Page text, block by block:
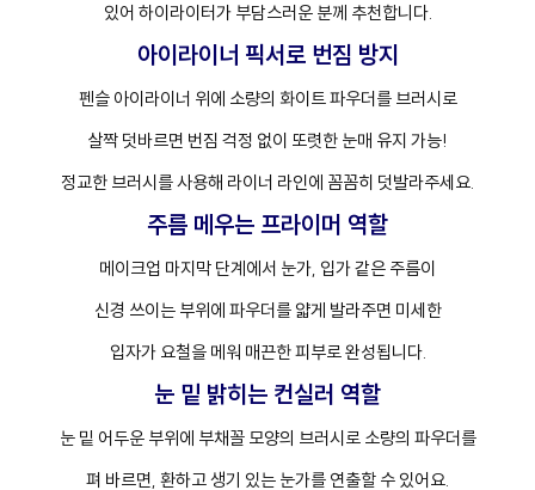
있어 하이라이터가 부담스러운 분께 추천합니다.
아이라이너 픽서로 번짐 방지
펜슬 아이라이너 위에 소량의 화이트 파우더를 브러시로
살짝 덧바르면 번짐 걱정 없이 또렷한 눈매 유지 가능!
정교한 브러시를 사용해 라이너 라인에 꼼꼼히 덧발라주세요.
주름 메우는 프라이머 역할
메이크업 마지막 단계에서 눈가, 입가 같은 주름이
신경 쓰이는 부위에 파우더를 얇게 발라주면 미세한
입자가 요철을 메워 매끈한 피부로 완성됩니다.
눈 밑 밝히는 컨실러 역할
눈 밑 어두운 부위에 부채꼴 모양의 브러시로 소량의 파우더를
펴 바르면, 환하고 생기 있는 눈가를 연출할 수 있어요.